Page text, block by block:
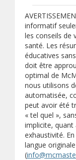
informatif
les conseils de
santé. Les
éducatives
doit être
optimal de
nous utilisons
automatisée,
peut avoir été
« tel quel »,
implicite,
exhaustivité.
langue
(